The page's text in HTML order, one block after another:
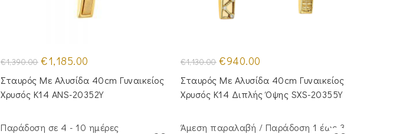
€1,390.00 Original
price
was:
€1,390.00.
€1,185.00
τιμή
είναι:
€1,185.00.
Σταυρός Με Αλυσίδα 40cm Γυναικείος
Χρυσός Κ14 ANS-20352Y
€1,130.00 Original
price
was:
€1,130.00.
€940.00
τιμή
είναι:
€940.00.
Σταυρός Με Αλυσίδα 40cm Γυναικείος
Χρυσός Κ14 Διπλής Όψης SXS-20355Y
Παράδοση σε 4 - 10 ημέρες
Άμεση παραλαβή / Παράδoση 1 έως 3